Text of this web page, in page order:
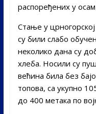
распоређених у
Стање у
су били слабо
неколико дана су
хлеба. Носили су
већина била без
топова, са укупно
до 400 метака по